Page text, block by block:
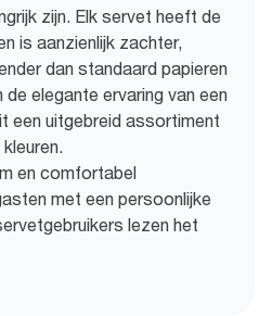
zijn. Elk servet heeft de
is aanzienlijk zachter,
dan standaard papieren
elegante ervaring van een
een uitgebreid assortiment
en comfortabel
met een persoonlijke
lezen het